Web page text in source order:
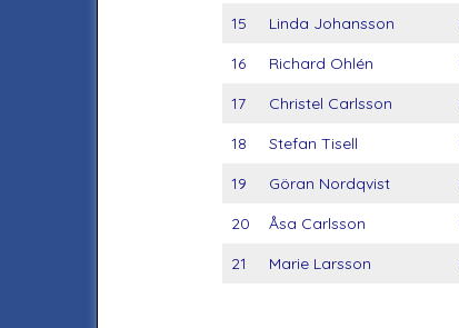
15
Linda Johansson
16
Richard Ohlén
17
Christel Carlsson
18
Stefan Tisell
19
Göran Nordqvist
20
Åsa Carlsson
21
Marie Larsson